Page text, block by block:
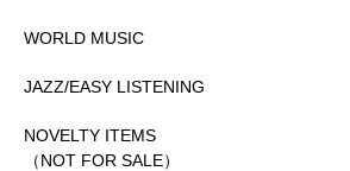
WORLD MUSIC
JAZZ/EASY LISTENING
NOVELTY ITEMS
（NOT FOR SALE）